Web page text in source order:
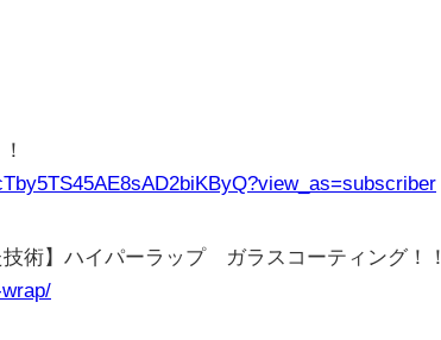
術】ハイパーラップ ガラスコーティング！！